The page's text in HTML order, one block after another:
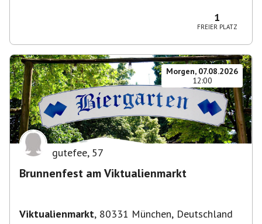
1
FREIER PLATZ
Morgen, 07.08.2026
12:00
gutefee, 57
Brunnenfest am Viktualienmarkt
Viktualienmarkt, 80331 München, Deutschland